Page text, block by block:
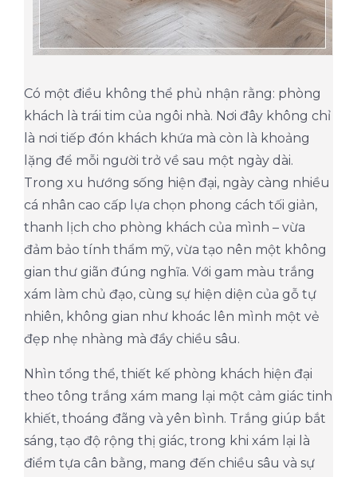
Có một điều không thể phủ nhận rằng: phòng
khách là trái tim của ngôi nhà. Nơi đây không chỉ
là nơi tiếp đón khách khứa mà còn là khoảng
lặng để mỗi người trở về sau một ngày dài.
Trong xu hướng sống hiện đại, ngày càng nhiều
cá nhân cao cấp lựa chọn phong cách tối giản,
thanh lịch cho phòng khách của mình – vừa
đảm bảo tính thẩm mỹ, vừa tạo nên một không
gian thư giãn đúng nghĩa. Với gam màu trắng
xám làm chủ đạo, cùng sự hiện diện của gỗ tự
nhiên, không gian như khoác lên mình một vẻ
đẹp nhẹ nhàng mà đầy chiều sâu.
Nhìn tổng thể, thiết kế phòng khách hiện đại
theo tông trắng xám mang lại một cảm giác tinh
khiết, thoáng đãng và yên bình. Trắng giúp bắt
sáng, tạo độ rộng thị giác, trong khi xám lại là
điểm tựa cân bằng, mang đến chiều sâu và sự